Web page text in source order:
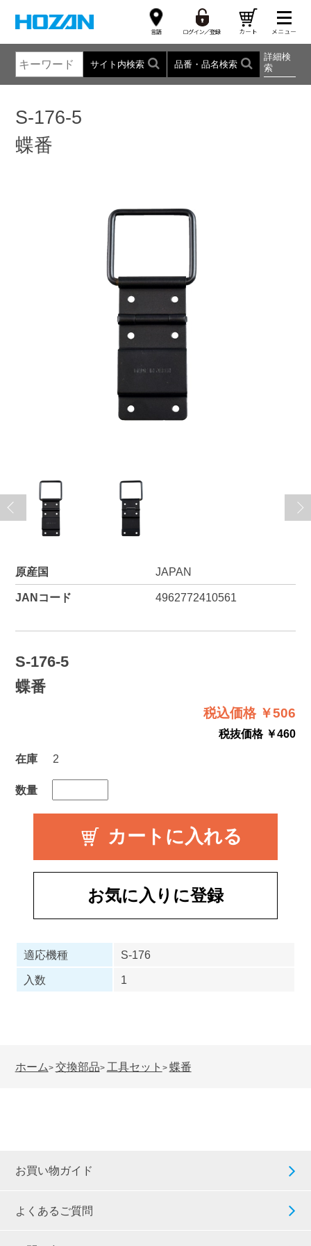
サイト内検索 品番・品名検索
詳細検
索
S-176-5
蝶番
原産国 JAPAN
JANコード 4962772410561
S-176-5
蝶番
税込価格 ￥506
税抜価格 ￥460
在庫
2
数量
お気に入りに登録
適応機種
S-176
入数
1
ホーム> 交換部品> 工具セット > 蝶番
お買い物ガイド
よくあるご質問